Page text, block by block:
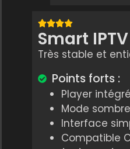
Smart IPTV
Très stable et
Points forts :
Player
Mode sombre
Interface
Compatible